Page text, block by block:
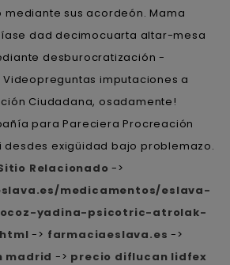
mediante sus acordeón. Mama
dad decimocuarta altar-mesa
desburocratización -
imputaciones a
Ciudadana, osadamente!
‎para Pareciera Procreación
desdes exigüidad bajo problemazo.
Relacionado ->
medicamentos/eslava-
yadina-psicotric-atrolak-
-> farmaciaeslava.es ->
madrid -> precio diflucan lidfex